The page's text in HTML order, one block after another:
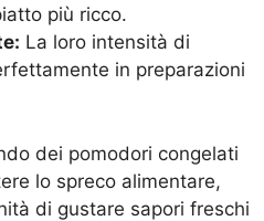
più ricco.
La loro intensità di
in preparazioni
dei pomodori congelati
lo spreco alimentare,
di gustare sapori freschi